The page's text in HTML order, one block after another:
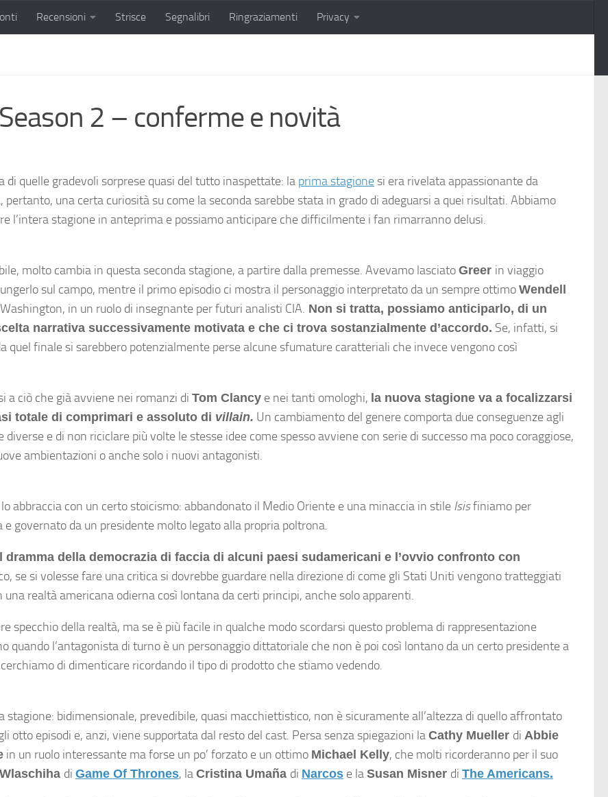
Recensioni Strisce Segnalibri Ringraziamenti Privacy
2 – conferme e novità
di quelle gradevoli sorprese quasi del tutto inaspettate: la prima stagione si era rivelata appassionante da
una certa curiosità su come la seconda sarebbe stata in grado di adeguarsi a quei risultati. Abbiamo
l’intera stagione in anteprima e possiamo anticipare che difficilmente i fan rimarranno delusi.
molto cambia in questa seconda stagione, a partire dalla premesse. Avevamo lasciato Greer in viaggio
sul campo, mentre il primo episodio ci mostra il personaggio interpretato da un sempre ottimo Wendell
in un ruolo di insegnante per futuri analisti CIA. Non si tratta, possiamo anticiparlo, di un
narrativa successivamente motivata e che ci trova sostanzialmente d’accordo. Se, infatti, si
quel finale si sarebbero potenzialmente perse alcune sfumature caratteriali che invece vengono così
a ciò che già avviene nei romanzi di Tom Clancy e nei tanti omologhi, la nuova stagione va a focalizzarsi
totale di comprimari e assoluto di villain. Un cambiamento del genere comporta due conseguenze agli
e di non riciclare più volte le stesse idee come spesso avviene con serie di successo ma poco coraggiose,
ambientazioni o anche solo i nuovi antagonisti.
abbraccia con un certo stoicismo: abbandonato il Medio Oriente e una minaccia in stile Isisfiniamo per
governato da un presidente molto legato alla propria poltrona.
della democrazia di faccia di alcuni paesi sudamericani e l’ovvio confronto con
se si volesse fare una critica si dovrebbe guardare nella direzione di come gli Stati Uniti vengono tratteggiati
realtà americana odierna così lontana da certi principi, anche solo apparenti.
specchio della realtà, ma se è più facile in qualche modo scordarsi questo problema di rappresentazione
quando l’antagonista di turno è un personaggio dittatoriale che non è poi così lontano da un certo presidente a
di dimenticare ricordando il tipo di prodotto che stiamo vedendo.
stagione: bidimensionale, prevedibile, quasi macchiettistico, non è sicuramente all’altezza di quello affrontato
otto episodi e, anzi, viene supportata dal resto del cast. Persa senza spiegazioni la Cathy Mueller di Abbie
in un ruolo interessante ma forse un po’ forzato e un ottimo Michael Kelly, che molti ricorderanno per il suo
di Game Of Thrones, la Cristina Umaña di Narcos e la Susan Misner di The Americans.